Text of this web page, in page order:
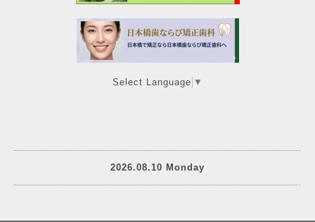
Select Language ▼
2026.08.10 Monday